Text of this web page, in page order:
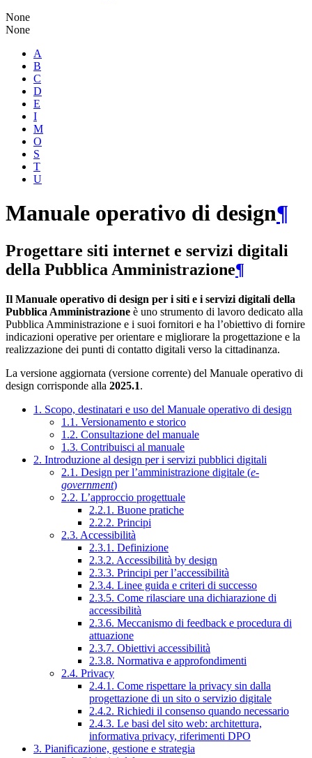
None
None
A
B
C
D
E
I
M
O
S
T
U
Manuale operativo di design¶
Progettare siti internet e servizi digitali
della Pubblica Amministrazione¶
Il Manuale operativo di design per i siti e i servizi digitali della
Pubblica Amministrazione è uno strumento di lavoro dedicato alla
Pubblica Amministrazione e i suoi fornitori e ha l’obiettivo di fornire
indicazioni operative per orientare e migliorare la progettazione e la
realizzazione dei punti di contatto digitali verso la cittadinanza.
La versione aggiornata (versione corrente) del Manuale operativo di
design corrisponde alla 2025.1.
1. Scopo, destinatari e uso del Manuale operativo di design
1.1. Versionamento e storico
1.2. Consultazione del manuale
1.3. Contribuisci al manuale
2. Introduzione al design per i servizi pubblici digitali
2.1. Design per l’amministrazione digitale (e-
government)
2.2. L’approccio progettuale
2.2.1. Buone pratiche
2.2.2. Principi
2.3. Accessibilità
2.3.1. Definizione
2.3.2. Accessibilità by design
2.3.3. Principi per l’accessibilità
2.3.4. Linee guida e criteri di successo
2.3.5. Come rilasciare una dichiarazione di
accessibilità
2.3.6. Meccanismo di feedback e procedura di
attuazione
2.3.7. Obiettivi accessibilità
2.3.8. Normativa e approfondimenti
2.4. Privacy
2.4.1. Come rispettare la privacy sin dalla
progettazione di un sito o servizio digitale
2.4.2. Richiedi il consenso quando necessario
2.4.3. Le basi del sito web: architettura,
informativa privacy, riferimenti DPO
3. Pianificazione, gestione e strategia